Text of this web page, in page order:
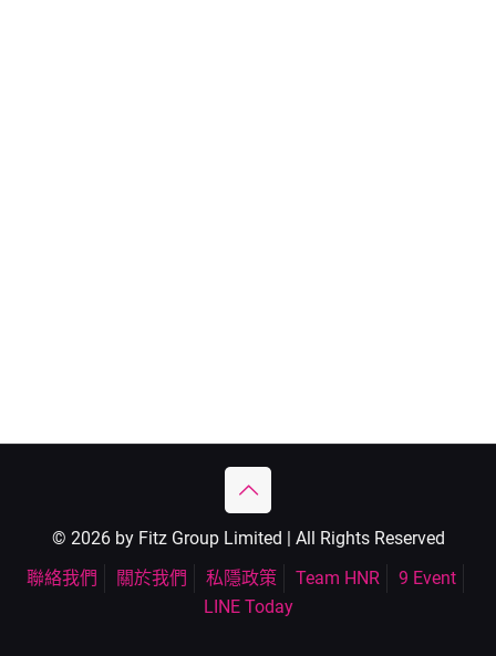
© 2026 by Fitz Group Limited | All Rights Reserved
聯絡我們
關於我們 私隱政策 Team HNR
9 Event
LINE Today